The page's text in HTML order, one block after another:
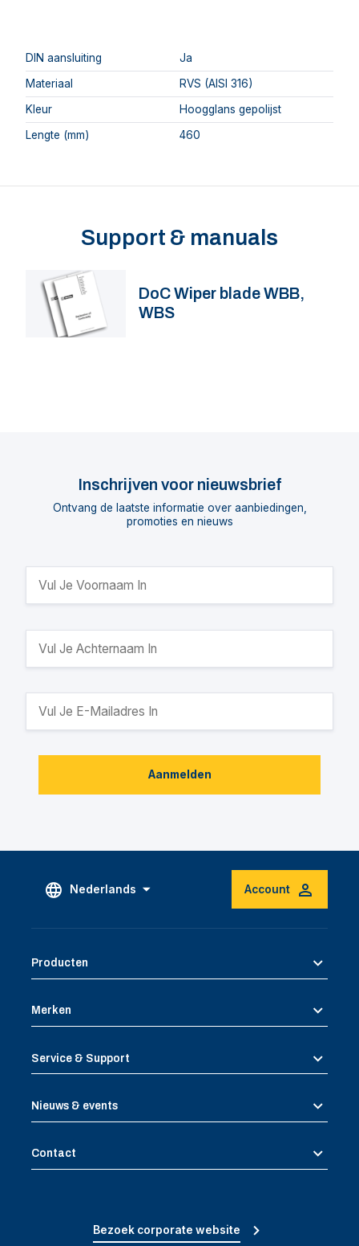
DIN aansluiting
Ja
Materiaal
RVS (AISI 316)
Kleur
Hoogglans gepolijst
Lengte (mm)
460
Support & manuals
DoC Wiper blade WBB,
WBS
Inschrijven voor nieuwsbrief
Ontvang de laatste informatie over aanbiedingen,
promoties en nieuws
Aanmelden
Nederlands Account
Producten
Merken
Service & Support
Nieuws & events
Contact
Bezoek corporate website